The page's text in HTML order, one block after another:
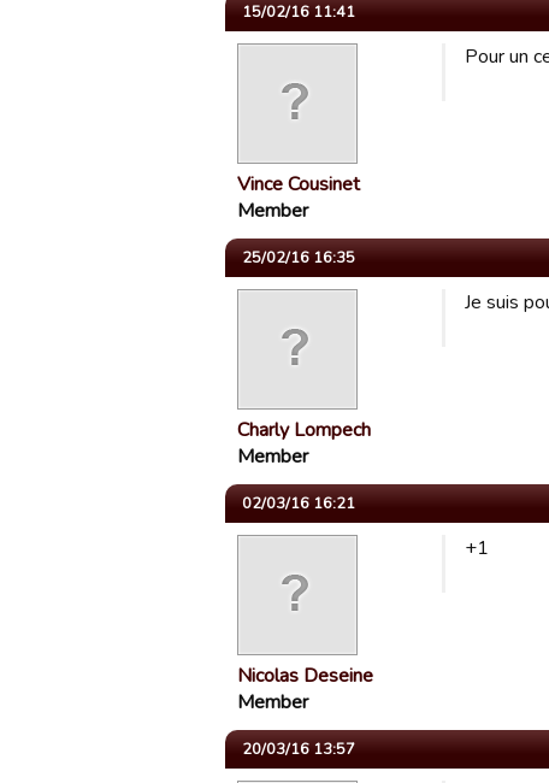
15/02/16 11:41
Vince Cousinet
Member
Pour un
25/02/16 16:35
Charly Lompech
Member
Je suis
02/03/16 16:21
Nicolas Deseine
Member
+1
20/03/16 13:57